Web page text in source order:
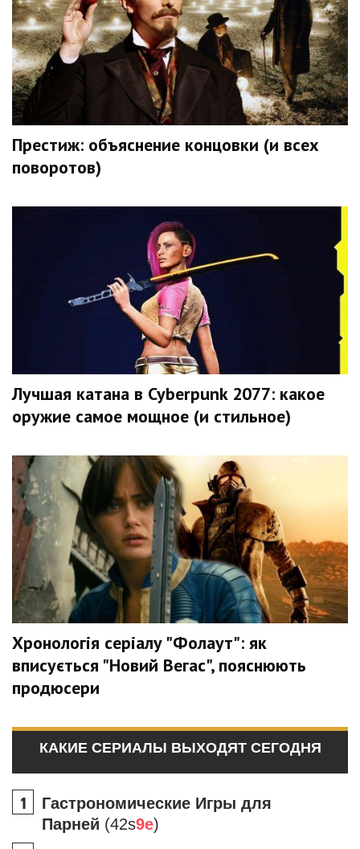
Престиж: объяснение концовки (и всех
поворотов)
Лучшая катана в Cyberpunk 2077: какое
оружие самое мощное (и стильное)
Хронологія серіалу "Фолаут": як
вписується "Новий Вегас", пояснюють
продюсери
КАКИЕ СЕРИАЛЫ ВЫХОДЯТ СЕГОДНЯ
Гастрономические Игры для
Парней (42s9e)